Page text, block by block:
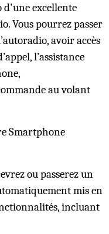
d'une excellente
Vous pourrez passer
avoir accès
l’assistance
au volant
Smartphone
ou passerez un
mis en
incluant